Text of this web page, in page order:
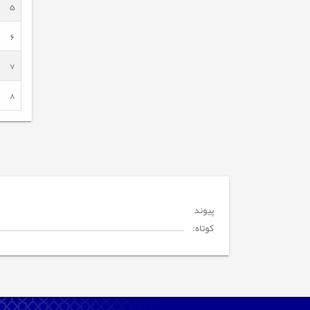
5
6
7
8
پیوند
کوتاه: